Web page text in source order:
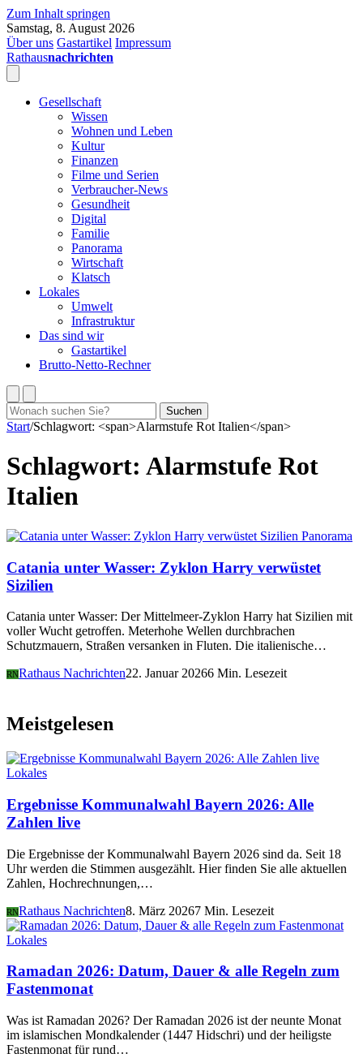
Zum Inhalt springen
Samstag, 8. August 2026
Über uns Gastartikel Impressum
Rathausnachrichten
Gesellschaft
Wissen
Wohnen und Leben
Kultur
Finanzen
Filme und Serien
Verbraucher-News
Gesundheit
Digital
Familie
Panorama
Wirtschaft
Klatsch
Lokales
Umwelt
Infrastruktur
Das sind wir
Gastartikel
Brutto-Netto-Rechner
Suchen
nach:
Suchen
Start/Schlagwort: <span>Alarmstufe Rot Italien</span>
Schlagwort: Alarmstufe Rot
Italien
Panorama
Catania unter Wasser: Zyklon Harry verwüstet
Sizilien
Catania unter Wasser: Der Mittelmeer-Zyklon Harry hat Sizilien mit
voller Wucht getroffen. Meterhohe Wellen durchbrachen
Schutzmauern, Straßen versanken in Fluten. Die italienische…
RNRathaus Nachrichten22. Januar 20266 Min. Lesezeit
Meistgelesen
Lokales
Ergebnisse Kommunalwahl Bayern 2026: Alle
Zahlen live
Die Ergebnisse der Kommunalwahl Bayern 2026 sind da. Seit 18
Uhr werden die Stimmen ausgezählt. Hier finden Sie alle aktuellen
Zahlen, Hochrechnungen,…
RNRathaus Nachrichten8. März 20267 Min. Lesezeit
Lokales
Ramadan 2026: Datum, Dauer & alle Regeln zum
Fastenmonat
Was ist Ramadan 2026? Der Ramadan 2026 ist der neunte Monat
im islamischen Mondkalender (1447 Hidschri) und der heiligste
Fastenmonat für rund…